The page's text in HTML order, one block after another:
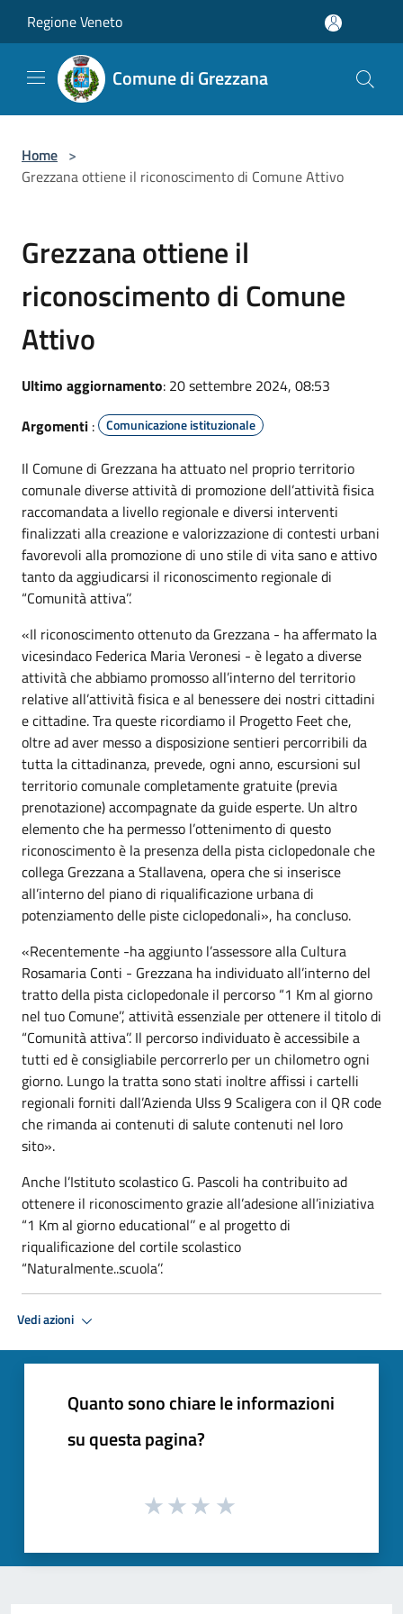
Regione Veneto
Comune di Grezzana
Home >
Grezzana ottiene il riconoscimento di Comune Attivo
Grezzana ottiene il
riconoscimento di Comune
Attivo
Ultimo aggiornamento: 20 settembre 2024, 08:53
Argomenti : Comunicazione istituzionale
Il Comune di Grezzana ha attuato nel proprio territorio
comunale diverse attività di promozione dell’attività fisica
raccomandata a livello regionale e diversi interventi
finalizzati alla creazione e valorizzazione di contesti urbani
favorevoli alla promozione di uno stile di vita sano e attivo
tanto da aggiudicarsi il riconoscimento regionale di
“Comunità attiva’’.
«Il riconoscimento ottenuto da Grezzana - ha affermato la
vicesindaco Federica Maria Veronesi - è legato a diverse
attività che abbiamo promosso all’interno del territorio
relative all’attività fisica e al benessere dei nostri cittadini
e cittadine. Tra queste ricordiamo il Progetto Feet che,
oltre ad aver messo a disposizione sentieri percorribili da
tutta la cittadinanza, prevede, ogni anno, escursioni sul
territorio comunale completamente gratuite (previa
prenotazione) accompagnate da guide esperte. Un altro
elemento che ha permesso l’ottenimento di questo
riconoscimento è la presenza della pista ciclopedonale che
collega Grezzana a Stallavena, opera che si inserisce
all’interno del piano di riqualificazione urbana di
potenziamento delle piste ciclopedonali», ha concluso.
«Recentemente -ha aggiunto l’assessore alla Cultura
Rosamaria Conti - Grezzana ha individuato all’interno del
tratto della pista ciclopedonale il percorso “1 Km al giorno
nel tuo Comune’’, attività essenziale per ottenere il titolo di
“Comunità attiva’’. Il percorso individuato è accessibile a
tutti ed è consigliabile percorrerlo per un chilometro ogni
giorno. Lungo la tratta sono stati inoltre affissi i cartelli
regionali forniti dall’Azienda Ulss 9 Scaligera con il QR code
che rimanda ai contenuti di salute contenuti nel loro
sito».
Anche l’Istituto scolastico G. Pascoli ha contribuito ad
ottenere il riconoscimento grazie all’adesione all’iniziativa
“1 Km al giorno educational’’ e al progetto di
riqualificazione del cortile scolastico
“Naturalmente..scuola’’.
Vedi azioni
Quanto sono chiare le informazioni
su questa pagina?